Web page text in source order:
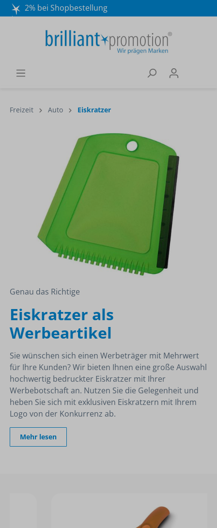
2% bei Shopbestellung
Wir beraten Sie gerne:
040 / 570 18 25 70
Freizeit Auto Eiskratzer
Genau das Richtige
Eiskratzer als
Werbeartikel
Sie wünschen sich einen Werbeträger mit Mehrwert
für Ihre Kunden? Wir bieten Ihnen eine große Auswahl
hochwertig bedruckter Eiskratzer mit Ihrer
Werbebotschaft an. Nutzen Sie die Gelegenheit und
heben Sie sich mit exklusiven Eiskratzern mit Ihrem
Logo von der Konkurrenz ab.
Mehr lesen